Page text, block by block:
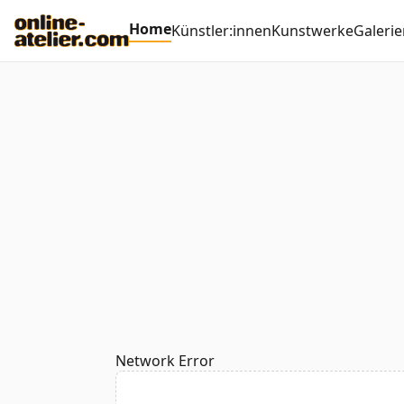
HomeKünstler:innenKunstwerke
Network Error